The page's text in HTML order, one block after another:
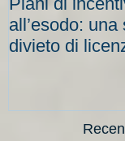
all’esodo:
divieto di